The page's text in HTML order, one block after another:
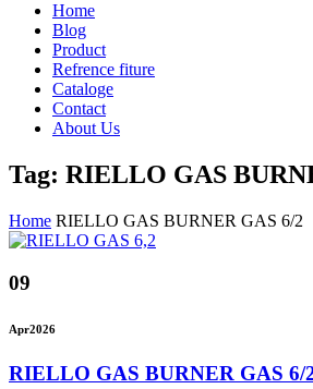
Home
Blog
Product
Refrence fiture
Cataloge
Contact
About Us
Tag: RIELLO GAS
Home RIELLO GAS BURNER GAS 6/2
09
Apr2026
RIELLO GAS BURNER GAS 6/